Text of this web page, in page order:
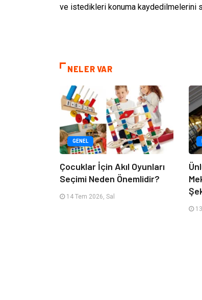
ve istedikleri konuma kaydedilmelerini
NELER VAR
GENEL
Çocuklar İçin Akıl Oyunları
Seçimi Neden Önemlidir?
14 Tem 2026, Sal